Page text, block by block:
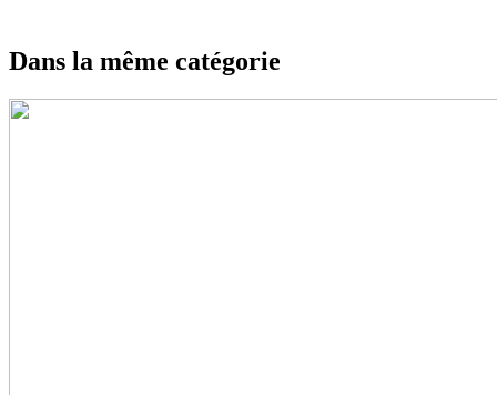
Dans la même catégorie